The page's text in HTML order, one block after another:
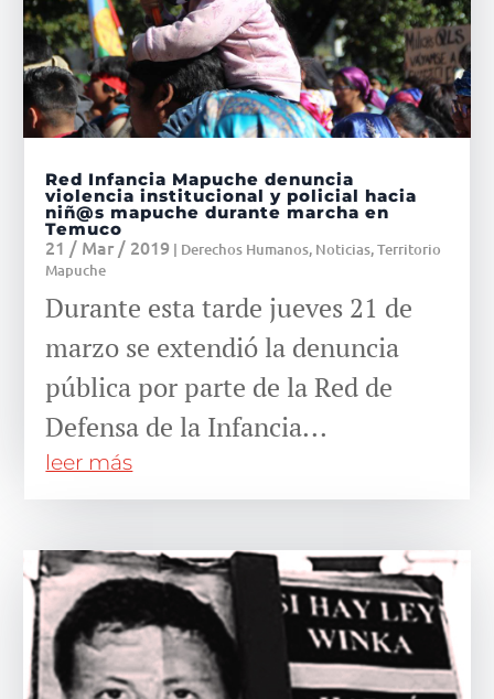
Red Infancia Mapuche denuncia
violencia institucional y policial hacia
niñ@s mapuche durante marcha en
Temuco
21 / Mar / 2019 | Derechos Humanos, Noticias,Territorio
Mapuche
Durante esta tarde jueves 21 de
marzo se extendió la denuncia
pública por parte de la Red de
Defensa de la Infancia...
leer más